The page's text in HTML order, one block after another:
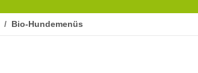
Bio-Hundemenüs